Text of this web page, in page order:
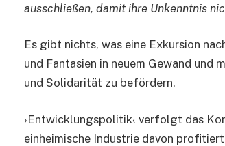
ausschließen, damit ihre Unkenntnis
Es gibt nichts, was eine Exkursion
und Fantasien in neuem Gewand
und Solidarität zu befördern.
›Entwicklungspolitik‹ verfolgt das
einheimische Industrie davon